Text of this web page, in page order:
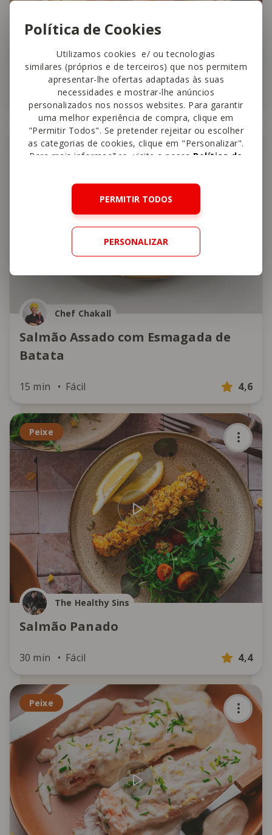
Política de Cookies
Utilizamos cookies e/ ou tecnologias
similares (próprios e de terceiros) que nos permitem
apresentar-lhe ofertas adaptadas às suas
necessidades e mostrar-lhe anúncios
personalizados nos nossos websites. Para garantir
uma melhor experiência de compra, clique em
"Permitir Todos". Se pretender rejeitar ou escolher
as categorias de cookies, clique em "Personalizar".
Para mais informações, visite a nossa Política de
PERMITIR TODOS
PERSONALIZAR
Espetadas de Salmão
Fácil
Peixe
Chef Chakall
Salmão Assado com Esmagada de
Batata
15 min Fácil 4,6
Peixe
The Healthy Sins
Salmão Panado
30 min Fácil 4,4
Peixe